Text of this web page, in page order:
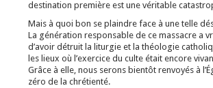
destination première est une véritable
Mais à quoi bon se plaindre face à une telle
La génération responsable de ce massacre a
d’avoir détruit la liturgie et la théologie
les lieux où l’exercice du culte était encore
Grâce à elle, nous serons bientôt renvoyés à
zéro de la chrétienté.